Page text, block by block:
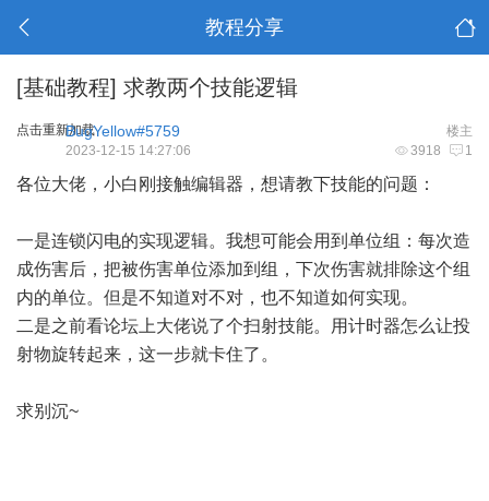
教程分享
[基础教程] 求教两个技能逻辑
点击重新加载 楼主
BugYellow#5759
3918 1
2023-12-15 14:27:06
各位大佬，小白刚接触编辑器，想请教下技能的问题：
一是连锁闪电的实现逻辑。我想可能会用到单位组：每次造
成伤害后，把被伤害单位添加到组，下次伤害就排除这个组
内的单位。但是不知道对不对，也不知道如何实现。
二是之前看论坛上大佬说了个扫射技能。用计时器怎么让投
射物旋转起来，这一步就卡住了。
求别沉~